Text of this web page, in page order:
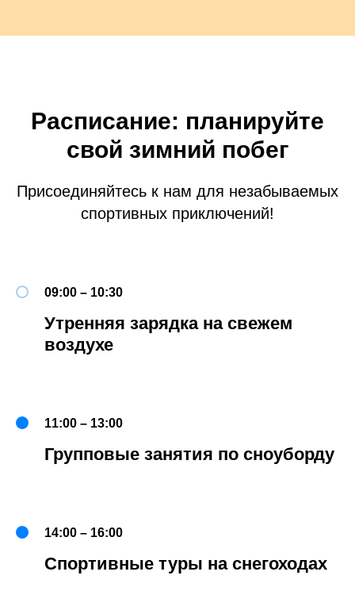
Расписание: планируйте
свой зимний побег
Присоединяйтесь к нам для незабываемых
спортивных приключений!
09:00 – 10:30
Утренняя зарядка на свежем
воздухе
11:00 – 13:00
Групповые занятия по сноуборду
14:00 – 16:00
Спортивные туры на снегоходах